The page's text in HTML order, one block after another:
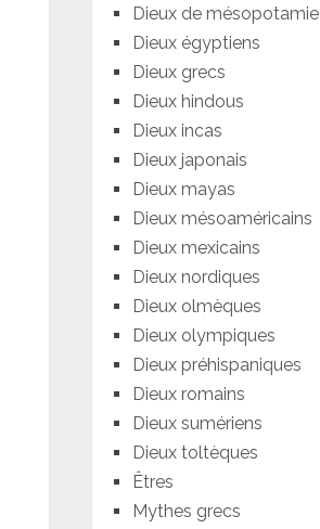
Dieux de mésopotamie
Dieux égyptiens
Dieux grecs
Dieux hindous
Dieux incas
Dieux japonais
Dieux mayas
Dieux mésoaméricains
Dieux mexicains
Dieux nordiques
Dieux olmèques
Dieux olympiques
Dieux préhispaniques
Dieux romains
Dieux sumériens
Dieux toltèques
Êtres
Mythes grecs